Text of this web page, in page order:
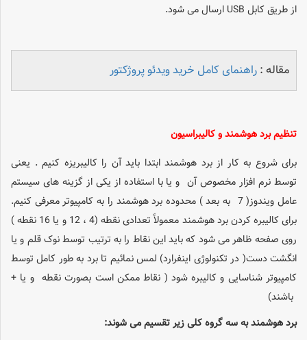
از طریق کابل USB ارسال می شود.
مقاله ‌:راهنمای کامل خرید ویدئو پروژکتور
تنظیم برد هوشمند و کالیبراسیون
برای شروع به کار از برد هوشمند ابتدا باید آن را کالیبریزه کنیم . یعنی
توسط نرم افزار مخصوص آن و یا با استفاده از یکی از گزینه های سیستم
عامل ویندوز( 7 به بعد ) محدوده
برد هوشمند را به کامپیوتر معرفی کنیم.
برای کالیبره کردن برد هوشمند معمولاً تعدادی نقطه (4 ، 12 و یا 16 نقطه )
روی صفحه ظاهر می شود که باید این نقاط را به ترتیب توسط نوک قلم و یا
انگشت دست( در تکنولوژی اینفرارد) لمس نمائیم تا برد به طور کامل توسط
کامپیوتر شناسایی و کالیبره شود ( نقاط ممکن است بصورت نقطه و یا +
باشند)
برد هوشمند به سه گروه کلی زیر تقسیم می شوند: